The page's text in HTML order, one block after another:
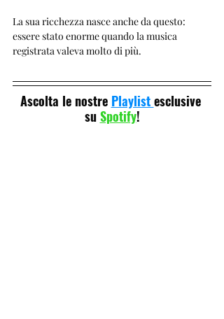
La sua ricchezza nasce anche da questo:
essere stato enorme quando la musica
registrata valeva molto di più.
Ascolta le nostre Playlist esclusive
su Spotify!